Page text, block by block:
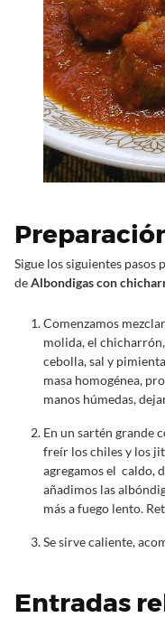
Sigue los siguientes
deAlbondigas con
Comenzamos
molida, el
cebolla, sal y
masa homogénea,
manos húmedas,
En un sartén grande
freír los chiles y los
agregamos el caldo,
añadimos las
más a fuego lento.
Se sirve caliente,
Entradas